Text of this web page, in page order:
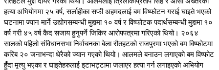
हत्या अभियोगमा २५ वर्ष, सर्लाहीका सफी अहमदलाई बम विष्फोटन गराई घाइते भएको
घटनामा ज्यान मार्ने उद्योगसम्बन्धी मुद्दामा १० वर्ष र विष्फोटक पदार्थसम्बन्धी मुद्दामा १०
वर्ष गरी ४५ वर्ष कैद सजाय हुनुपर्ने जिकिर आरोपपत्रमा गरिएको थियो। २०६४
सालको पहिलो संविधानसभा निर्वाचनका बेला रौतहटको राजपुरमा भएको बम विष्फोटमा
करिब २० जनाभन्दा धेरैको ज्यान गएको थियो। आलमले बनाउन लगाएको बम विष्फोट
हुँदा मृत्यु भएका र घाइतेहरुलाई इटाभट्टामा जलाएर हत्या गर्न लगाइएको अभियोग